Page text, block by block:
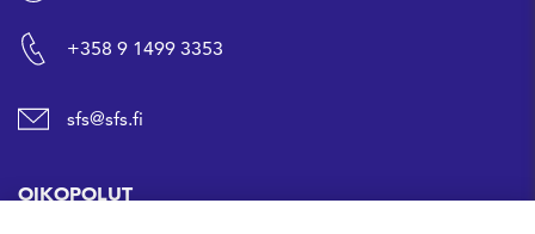
+358 9 1499 3353
sfs@sfs.fi
OIKOPOLUT